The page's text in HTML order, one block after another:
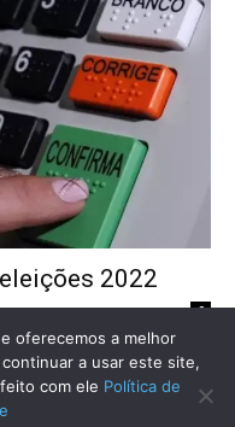
2022
0
oferecemos a melhor
a usar este site,
com ele Política de